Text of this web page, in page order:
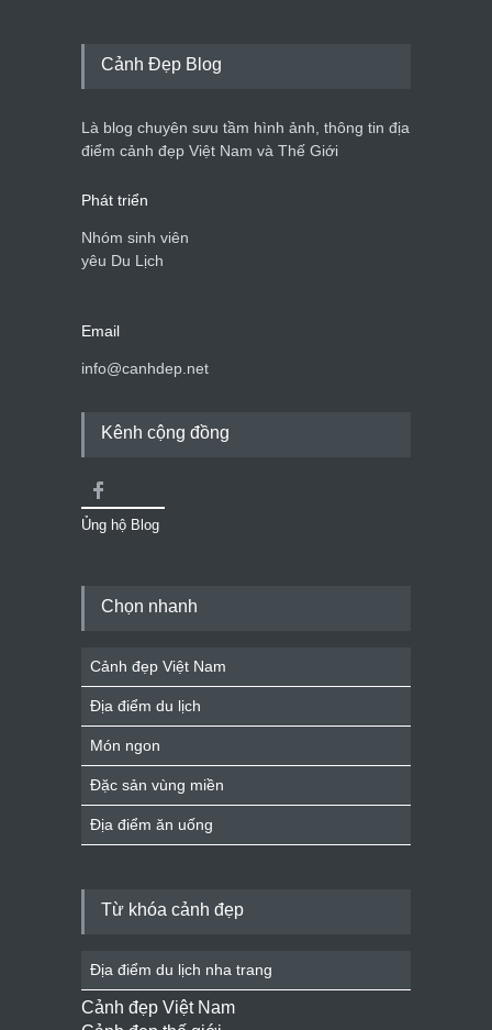
Cảnh Đẹp Blog
Là blog chuyên sưu tầm hình ảnh, thông tin địa
điểm cảnh đẹp Việt Nam và Thế Giới
Phát triển
Nhóm sinh viên
yêu Du Lịch
Email
info@canhdep.net
Kênh cộng đồng
Ủng hộ Blog
Chọn nhanh
Cảnh đẹp Việt Nam
Địa điểm du lịch
Món ngon
Đặc sản vùng miền
Địa điểm ăn uống
Từ khóa cảnh đẹp
Địa điểm du lịch nha trang
Cảnh đẹp Việt Nam